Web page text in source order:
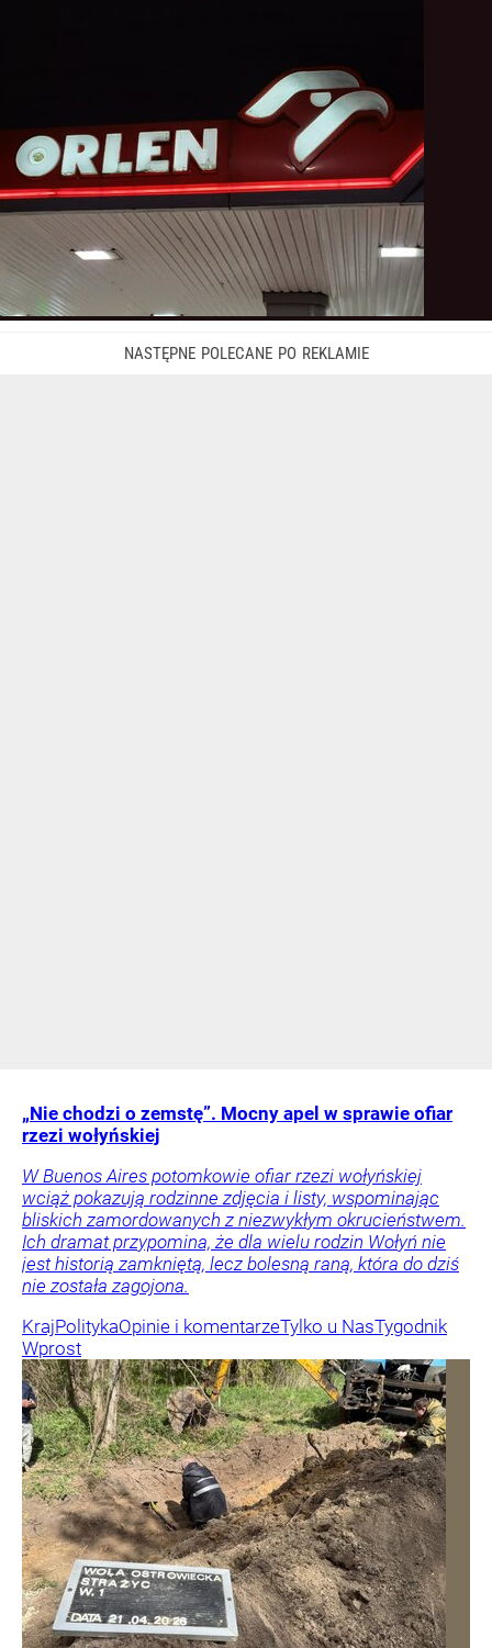
„Nie chodzi o zemstę”. Mocny apel w sprawie ofiar
rzezi wołyńskiej
W Buenos Aires potomkowie ofiar rzezi wołyńskiej
wciąż pokazują rodzinne zdjęcia i listy, wspominając
bliskich zamordowanych z niezwykłym okrucieństwem.
Ich dramat przypomina, że dla wielu rodzin Wołyń nie
jest historią zamkniętą, lecz bolesną raną, która do dziś
nie została zagojona.
KrajPolitykaOpinie i komentarzeTylko u NasTygodnik
Wprost